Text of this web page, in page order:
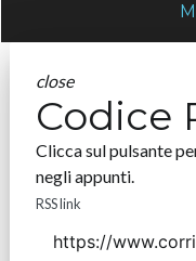
close
Codice
Clicca sul pulsante
negli appunti.
RSS link